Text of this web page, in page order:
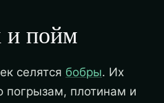
и пойм
селятся бобры. Их
погрызам, плотинам и